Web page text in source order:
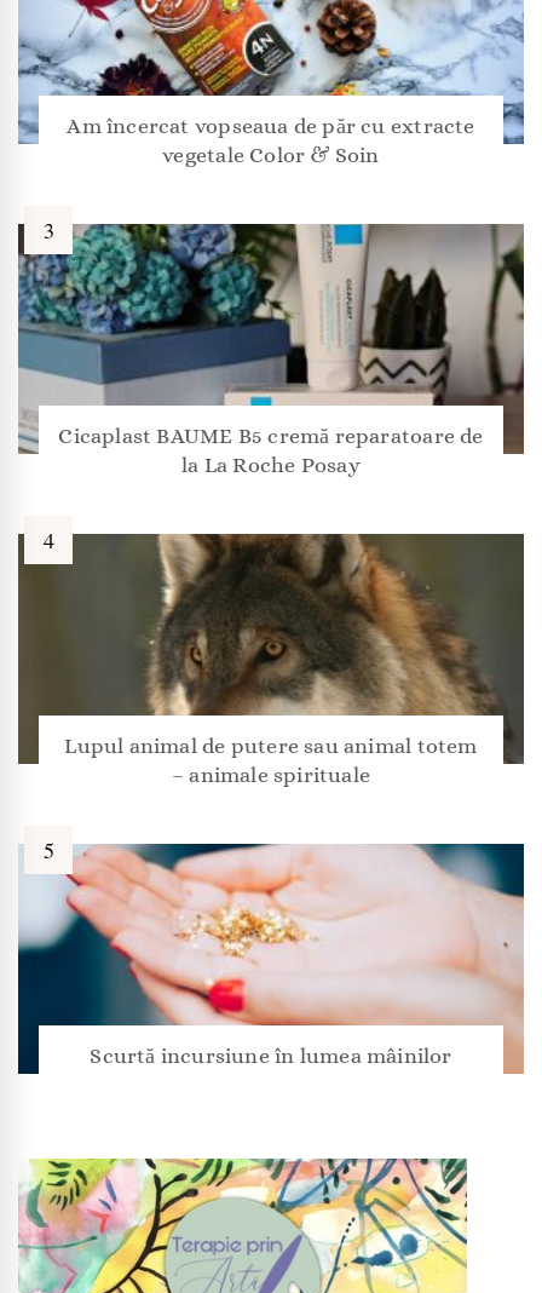
Am încercat vopseaua de păr cu extracte
vegetale Color & Soin
Cicaplast BAUME B5 cremă reparatoare de
la La Roche Posay
Lupul animal de putere sau animal totem
– animale spirituale
Scurtă incursiune în lumea mâinilor